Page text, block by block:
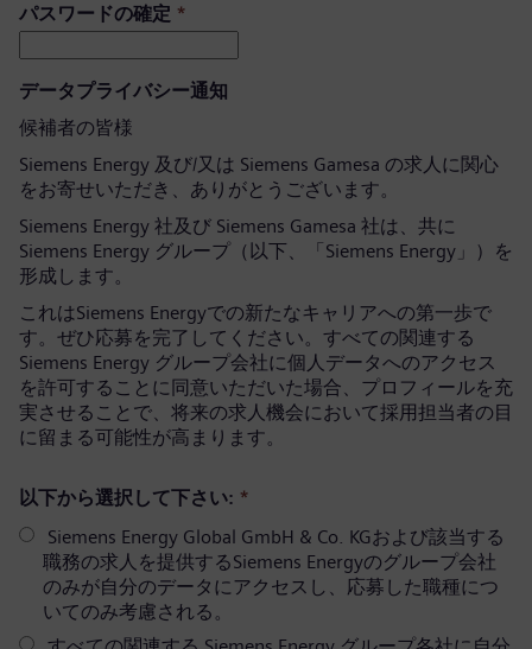
パスワードの確定 *
データプライバシー通知
候補者の皆様
Siemens Energy 及び/又は Siemens Gamesa の求人に関心
をお寄せいただき、ありがとうございます。
Siemens Energy 社及び Siemens Gamesa 社は、共に
Siemens Energy グループ（以下、「Siemens Energy」）を
形成します。
これはSiemens Energyでの新たなキャリアへの第一歩で
す。ぜひ応募を完了してください。すべての関連する
Siemens Energy グループ会社に個人データへのアクセス
を許可することに同意いただいた場合、プロフィールを充
実させることで、将来の求人機会において採用担当者の目
に留まる可能性が高まります。
以下から選択して下さい: *
Siemens Energy Global GmbH & Co. KGおよび該当する
職務の求人を提供するSiemens Energyのグループ会社
のみが自分のデータにアクセスし、応募した職種につ
いてのみ考慮される。